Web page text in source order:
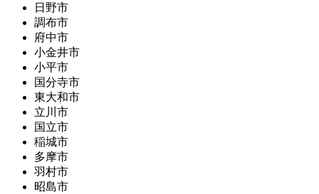
日野市
調布市
府中市
小金井市
小平市
国分寺市
東大和市
立川市
国立市
稲城市
多摩市
羽村市
昭島市